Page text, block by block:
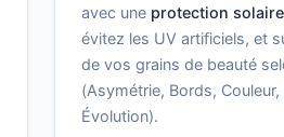
avec une protection
évitez les UV artificiels, et
de vos grains de beauté
(Asymétrie, Bords, Couleur,
Évolution).